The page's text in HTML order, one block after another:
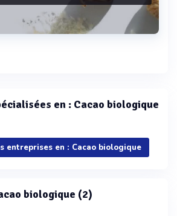
en : Cacao biologique
entreprises en : Cacao biologique
biologique (2)